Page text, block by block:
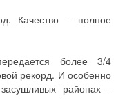
Качество – полное
более 3/4
рекорд. И особенно
районах -